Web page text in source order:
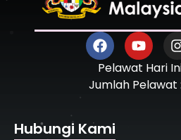
Pelawat Hari
Jumlah Pelawat :
Hubungi Kami